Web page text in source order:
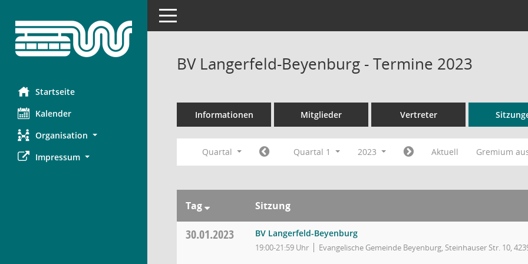
Startseite
Kalender
Organisation
Impressum
Toggle navigation
BV Langerfeld-Beyenburg - Termine 2023
Informationen Mitglieder Vertreter
Quartal Quartal 1 2023 Aktuell Gremium
Tag Sitzung
30.01.2023 BV Langerfeld-Beyenburg
19:00-21:59 Uhr Evangelische Gemeinde Beyenburg, Steinhauser Str. 10,